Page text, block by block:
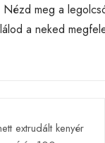
Nézd meg a
a neked